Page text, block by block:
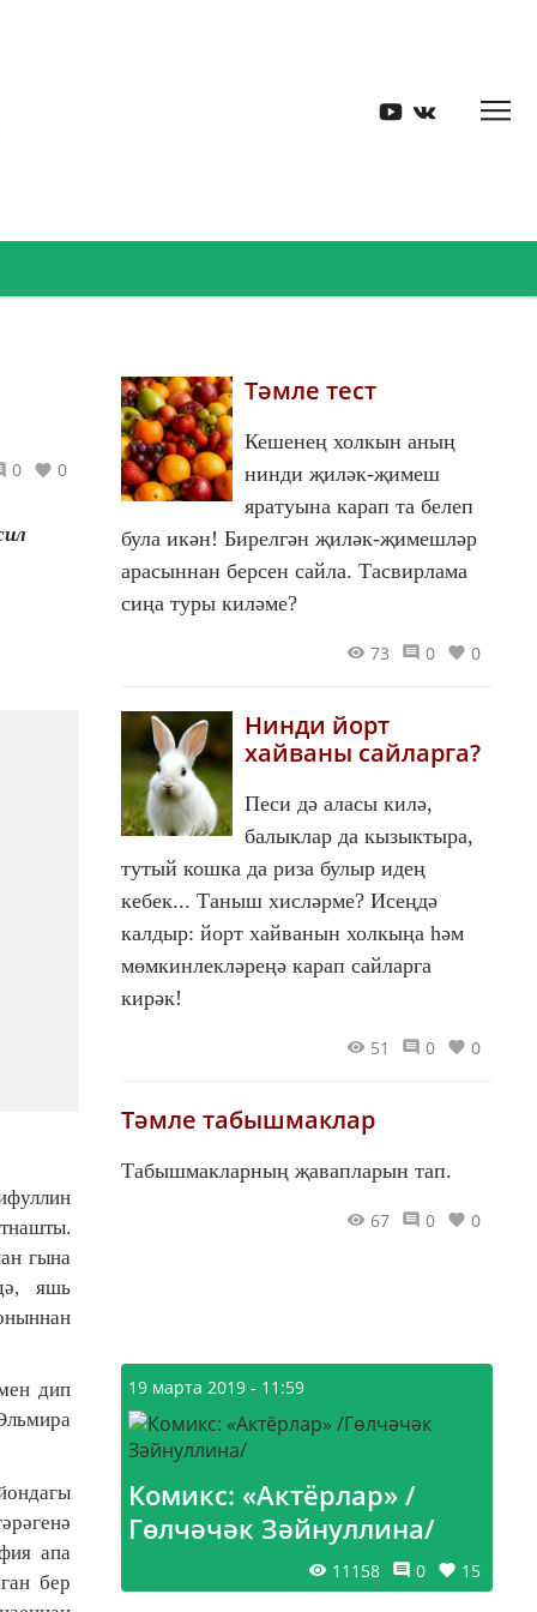
0 0
гына
яшь
дип
апа
бер
Тәмле тест
Кешенең холкын аның
нинди җиләк-җимеш
яратуына карап та белеп
була икән! Бирелгән җиләк-җимешләр
арасыннан берсен сайла. Тасвирлама
сиңа туры киләме?
73 0 0
Нинди йорт
хайваны сайларга?
Песи дә аласы килә,
балыклар да кызыктыра,
тутый кошка да риза булыр идең
кебек... Таныш хисләрме? Исеңдә
калдыр: йорт хайванын холкыңа һәм
мөмкинлекләреңә карап сайларга
кирәк!
51 0 0
Тәмле табышмаклар
Табышмакларның җавапларын тап.
67 0 0
19 марта 2019 - 11:59
Комикс: «Актёрлар» /
Гөлчәчәк Зәйнуллина/
11158 0 15